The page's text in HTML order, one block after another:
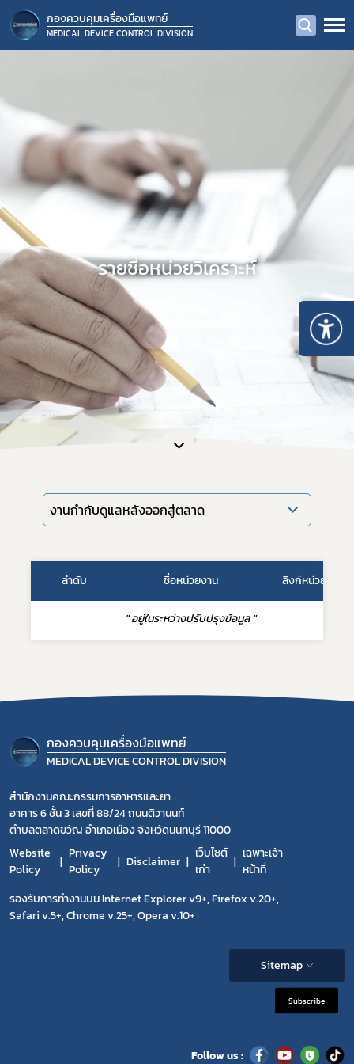
กองควบคุมเครื่องมือแพทย์
MEDICAL DEVICE CONTROL DIVISION
รายชื่อหน่วยวิเคราะห์
งานกำกับดูแลหลังออกสู่ตลาด
ลำดับ ชื่อหน่วยงาน ลิงก์หน่วยงาน
" อยู่ในระหว่างปรับปรุงข้อมูล "
กองควบคุมเครื่องมือแพทย์
MEDICAL DEVICE CONTROL DIVISION
สำนักงานคณะกรรมการอาหารและยา
อาคาร 6 ชั้น 3 เลขที่ 88/24 ถนนติวานนท์
ตำบลตลาดขวัญ อำเภอเมือง จังหวัดนนทบุรี 11000
Website
Policy
Privacy
Policy
Disclaimer
เว็บไซต์
เก่า
เฉพาะเจ้า
หน้าที่
รองรับการทำงานบน Internet Explorer v9+, Firefox v.20+,
Safari v.5+, Chrome v.25+, Opera v.10+
Sitemap
Subscribe
Follow us :
Subscribe
เลือกหัวข้อที่ท่านต้องการ Subscribe
ข่าวประชาสัมพันธ์ทั่วไป